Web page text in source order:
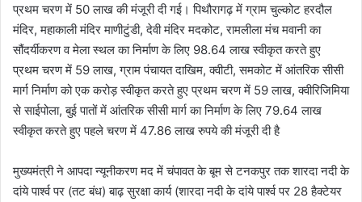
प्रथम चरण में 50 लाख की मंजूरी दी गई। पिथौरागढ़ में ग्राम चुल्कोट हरदौल
मंदिर, महाकाली मंदिर माणीटुंडी, देवी मंदिर मदकोट, रामलीला मंच मवानी का
सौंदर्यीकरण व मेला स्थल का निर्माण के लिए 98.64 लाख स्वीकृत करते हुए
प्रथम चरण में 59 लाख, ग्राम पंचायत दाखिम, क्वीटी, समकोट में आंतरिक सीसी
मार्ग निर्माण को एक करोड़ स्वीकृत करते हुए प्रथम चरण में 59 लाख, क्वीरिजिमिया
से साईपोला, बुई पातों में आंतरिक सीसी मार्ग का निर्माण के लिए 79.64 लाख
स्वीकृत करते हुए पहले चरण में 47.86 लाख रुपये की मंजूरी दी है
मुख्यमंत्री ने आपदा न्यूनीकरण मद में चंपावत के बूम से टनकपुर तक शारदा नदी के
दांये पार्श्व पर (तट बंध) बाढ़ सुरक्षा कार्य (शारदा नदी के दांये पार्श्व पर 28 हैक्टेयर